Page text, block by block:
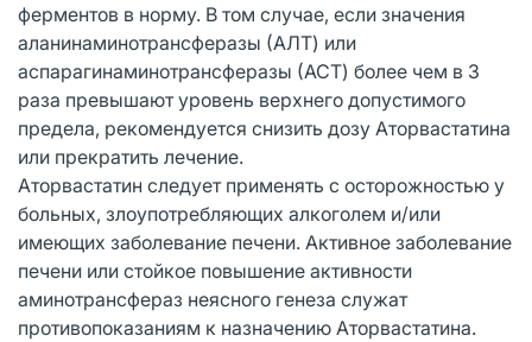
ферментов в норму. В том случае, если значения
аланинаминотрансферазы (АЛТ) или
аспарагинаминотрансферазы (АСТ) более чем в 3
раза превышают уровень верхнего допустимого
предела, рекомендуется снизить дозу Аторвастатина
или прекратить лечение.
Аторвастатин следует применять с осторожностью у
больных, злоупотребляющих алкоголем и/или
имеющих заболевание печени. Активное заболевание
печени или стойкое повышение активности
аминотрансфераз неясного генеза служат
противопоказаниям к назначению Аторвастатина.